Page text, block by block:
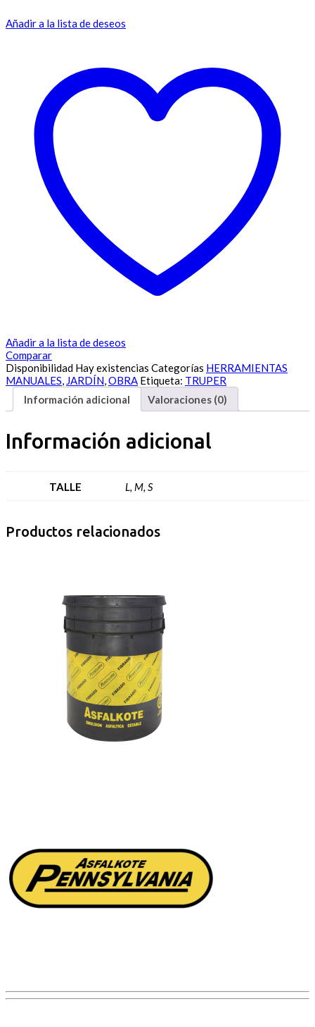
Añadir a la lista de deseos
Añadir a la lista de deseos
Comparar
Disponibilidad Hay existencias Categorías HERRAMIENTAS
MANUALES, JARDÍN,OBRA Etiqueta: TRUPER
Información adicional
Valoraciones (0)
Información adicional
TALLE L, M, S
Productos relacionados